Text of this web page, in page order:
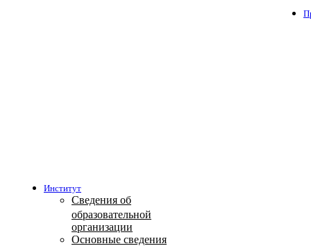
Институт
Сведения об
образовательной
организации
Основные сведения